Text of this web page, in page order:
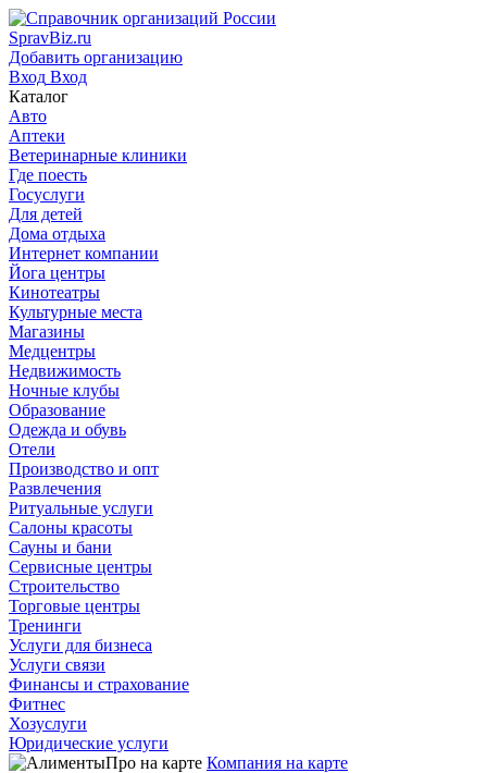
SpravBiz.ru
Добавить организацию
Вход Вход
Каталог
Авто
Аптеки
Ветеринарные клиники
Где поесть
Госуслуги
Для детей
Дома отдыха
Интернет компании
Йога центры
Кинотеатры
Культурные места
Магазины
Медцентры
Недвижимость
Ночные клубы
Образование
Одежда и обувь
Отели
Производство и опт
Развлечения
Ритуальные услуги
Салоны красоты
Сауны и бани
Сервисные центры
Строительство
Торговые центры
Тренинги
Услуги для бизнеса
Услуги связи
Финансы и страхование
Фитнес
Хозуслуги
Юридические услуги
Компания на карте